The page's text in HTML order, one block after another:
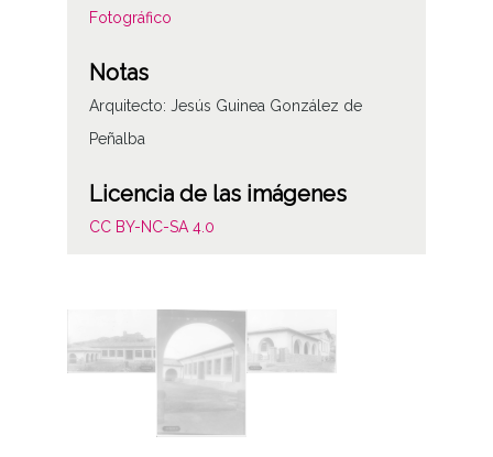
Fotográfico
Notas
Arquitecto: Jesús Guinea González de
Peñalba
Licencia de las imágenes
CC BY-NC-SA 4.0